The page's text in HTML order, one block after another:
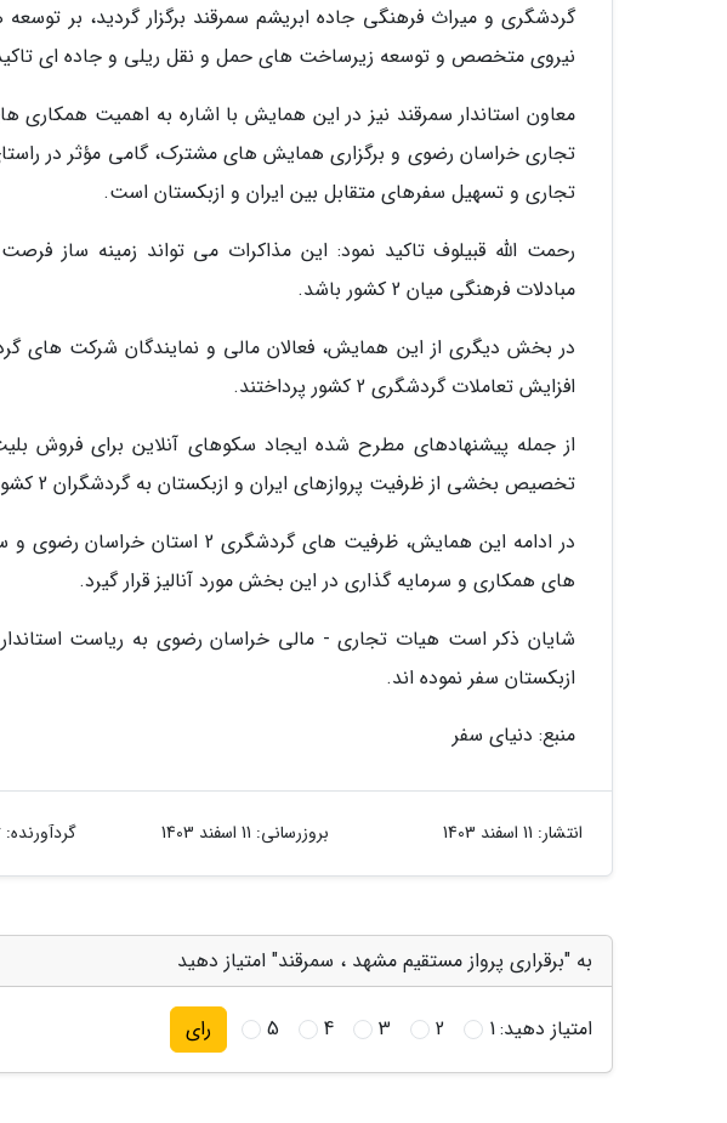
گردشگری و میراث فرهنگی جاده ابریشم سمرقند برگزار گردید، بر
نیروی متخصص و توسعه زیرساخت های حمل و نقل ریلی و جاده ای
معاون استاندار سمرقند نیز در این همایش با اشاره به اهمیت
تجاری خراسان رضوی و برگزاری همایش های مشترک، گامی مؤثر در
تجاری و تسهیل سفرهای متقابل بین ایران و ازبکستان است.
رحمت الله قبیلوف تاکید نمود: این مذاکرات می تواند زمینه ساز
مبادلات فرهنگی میان 2 کشور باشد.
در بخش دیگری از این همایش، فعالان مالی و نمایندگان شرکت های
افزایش تعاملات گردشگری 2 کشور پرداختند.
از جمله پیشنهادهای مطرح شده ایجاد سکوهای آنلاین برای فروش
تخصیص بخشی از ظرفیت پروازهای ایران و ازبکستان به گردشگران 2 کشور بود.
در ادامه این همایش، ظرفیت های
های همکاری و سرمایه گذاری در این بخش مورد آنالیز قرار گیرد.
شایان ذکر است هیات تجاری - مالی خراسان رضوی به ریاست استاندار
ازبکستان سفر نموده اند.
منبع: دنیای سفر
انتشار: 11 اسفند 1403 بروزرسانی: 11 اسفند 1403 گردآورنده:
به "برقراری پرواز مستقیم مشهد ، سمرقند" امتیاز دهید
امتیاز دهید:1
2
3
4
5 رای